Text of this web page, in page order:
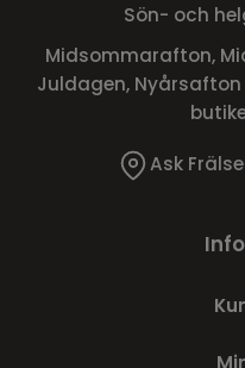
Sön- och
Midsommarafton,
Juldagen,
Ask